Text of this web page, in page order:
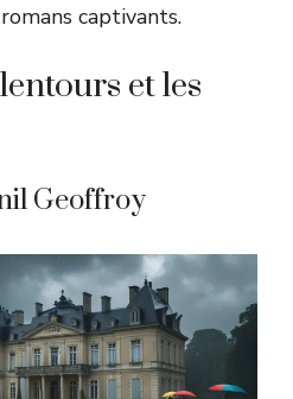
captivants.
et les
Geoffroy